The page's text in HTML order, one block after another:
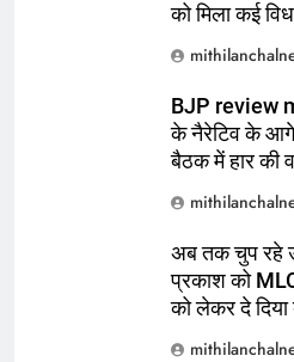
को मिला कई
BJP review
के नैरेटिव के आगे
बैठक में हार की
अब तक चुप रहे
प्रकाश को
को लेकर दे दिया